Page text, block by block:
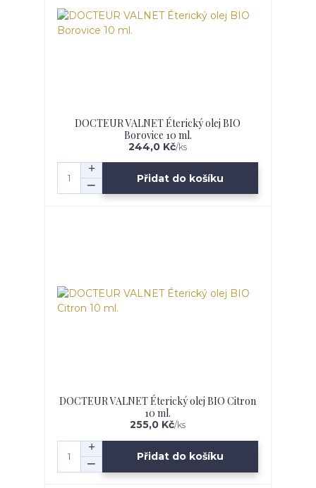
DOCTEUR VALNET Éterický olej BIO
Borovice 10 ml.
244,0 Kč/ks
Přidat do košíku
DOCTEUR VALNET Éterický olej BIO Citron
10 ml.
255,0 Kč/ks
Přidat do košíku